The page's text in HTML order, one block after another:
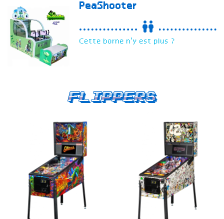
PeaShooter
Cette borne n'y est plus ?
Flippers